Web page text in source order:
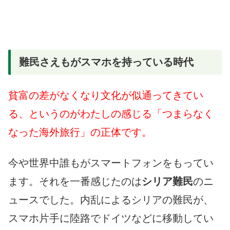
難民さえもがスマホを持っている時代
貧富の差がなくなり文化が似通ってきてい
る、というのがわたしの感じる「つまらなく
なった海外旅行」の正体です。
今や世界中誰もがスマートフォンをもってい
ます。それを一番感じたのはシリア難民のニ
ュースでした。内乱によるシリアの難民が、
スマホ片手に陸路でドイツなどに移動してい